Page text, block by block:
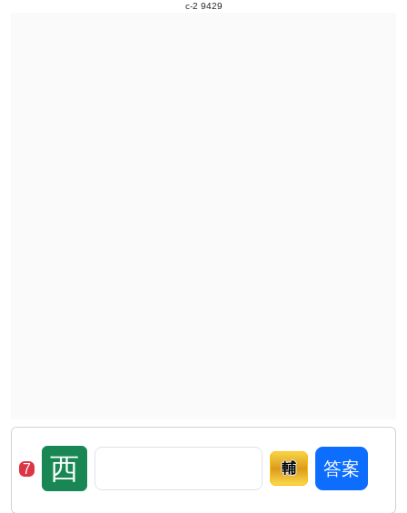
c-2 9429
7 西 輔 答案